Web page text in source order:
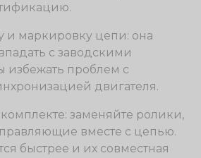
и маркировку цепи: она
с заводскими
избежать проблем с
двигателя.
заменяйте ролики,
вместе с цепью.
быстрее и их совместная